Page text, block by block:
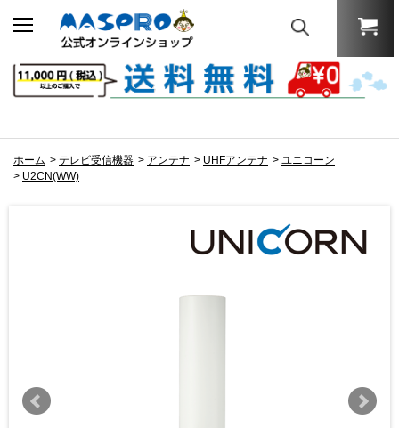
ホーム > テレビ受信機器 > アンテナ > UHFアンテナ > ユニコーン
> U2CN(WW)